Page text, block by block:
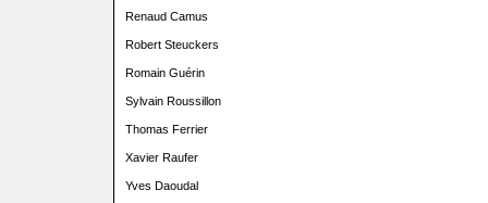
Renaud Camus
Robert Steuckers
Romain Guérin
Sylvain Roussillon
Thomas Ferrier
Xavier Raufer
Yves Daoudal